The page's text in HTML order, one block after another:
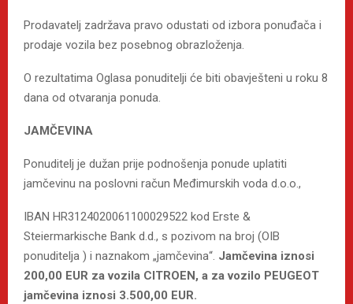
Prodavatelj zadržava pravo odustati od izbora ponuđača i
prodaje vozila bez posebnog obrazloženja.
O rezultatima Oglasa ponuditelji će biti obavješteni u roku 8
dana od otvaranja ponuda.
JAMČEVINA
Ponuditelj je dužan prije podnošenja ponude uplatiti
jamčevinu na poslovni račun Međimurskih voda d.o.o.,
IBAN HR3124020061100029522 kod Erste &
Steiermarkische Bank d.d., s pozivom na broj (OIB
ponuditelja ) i naznakom „jamčevina“. Jamčevina iznosi
200,00 EUR za vozila CITROEN, a za vozilo PEUGEOT
jamčevina iznosi 3.500,00 EUR.